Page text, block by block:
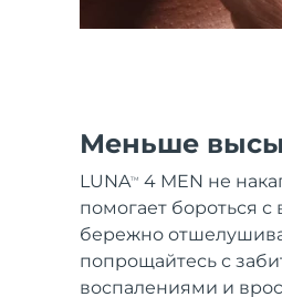
Меньше
LUNATM
4 MEN не
помогает бороться
бережно
попрощайтесь с
воспалениями и